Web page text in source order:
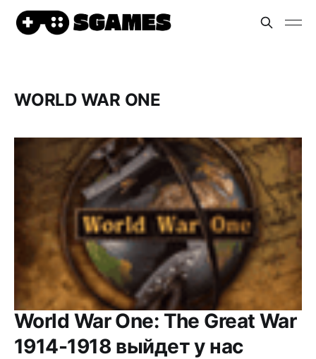
WORLD WAR ONE
World War One: The Great War
1914-1918 выйдет у нас